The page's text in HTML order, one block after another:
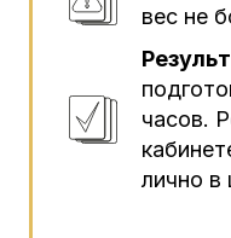
вес не
часов.
лично в